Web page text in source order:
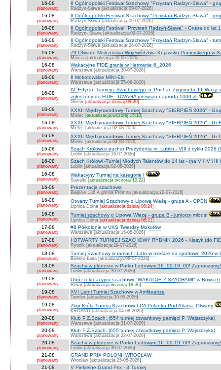
16-08
planowany
II Ogólnopolski Festiwal Szachowy "Przystan Radzyn-Sława" -
Radzyn-Sława [aktualizacja:09-07-2026]
16-08
planowany
II Ogólnopolski Festiwal Szachowy "Przystań Radzyn-Sława" -
Radzyn-Sława [aktualizacja:09-07-2026]
16-08
planowany
II Ogólnopolski Festiwal "Przystań Radzyń-Sława" - Grupa do lat
Radzyn- Sława [aktualizacja:09-07-2026]
16-08
planowany
II Ogólnopolski Festiwal Szachowy "Przystań Radzyn-Sława" -
Radzyń-Sława [aktualizacja:26-07-2026]
16-08
planowany
79 Otwarte Mistrzostwa Województwa Kujawsko-Pomorskiego w
Mrocza [aktualizacja:20-05-2026]
16-08
planowany
Wakacyjne FIDE granie w Hetmanie 6_2026
Warszawa [aktualizacja:30-07-2026]
16-08
planowany
II Mokotowskie MINI-Elo
Warszawa [aktualizacja:25-06-2026]
16-08
planowany
IV Edycja Turnieju Szachowego o Puchar Zygmunta III Wazy
zgłoszony do FIDE - UWAGA pierwsza nagroda 1000 zł.
Gniew [aktualizacja:dzisiaj 09:30]
16-08
planowany
XXXII Międzynarodowy Turniej Szachowy "SIERPIEŃ 2026" -
Mielec [aktualizacja:wczoraj 15:10]
16-08
planowany
XXXII Międzynarodowy Turniej Szachowy "SIERPIEŃ 2026" - Gr
Mielec [aktualizacja:02-08-2026]
16-08
planowany
XXXII Międzynarodowy Turniej Szachowy "SIERPIEŃ 2026" - Gr
Mielec [aktualizacja:04-08-2026]
16-08
planowany
Szach Królowi o puchar Prezydenta m. Lublin - VIII z cyklu 2026
Lublin [aktualizacja:18-07-2026]
16-08
planowany
Szach Królowi -Turniej Młodych Talentów do 14 lat - (na V i IV i III
Lublin [aktualizacja:02-08-2026]
16-08
planowany
Wakacyjny Turniej na kategorie I
Suwałki [aktualizacja:wczoraj 10:22]
16-08
planowany
Prezentacja szachowa
Biejków 136 A gmina Promna [aktualizacja:22-07-2026]
16-08
planowany
Otwarty Turniej Szachowy o Lipową Wieżę - grupa A - OPEN
Lipnica Dolna [aktualizacja:dzisiaj 08:24]
16-08
planowany
Turniej szachowy o Lipową Wieżę - grupa B - juniorzy młodsi
Lipnica Dolna [aktualizacja:dzisiaj 08:21]
17-08
planowany
#8 Półkolonie w UKS Twierdzy Mokotów
Warszawa [aktualizacja:15-05-2026]
17-08
planowany
I OTWARTY TURNIEJ SZACHOWY RYBNIK 2026 - Klasyk (do
Rybnik [aktualizacja:29-07-2026]
18-08
planowany
Turniej Szachowy w ramach: Lato w mieście na sportowo 2026 w
Bielsko-Biała [aktualizacja:08-07-2026]
18-08
planowany
Szachy w plenerze w Parku Ludowym 16_00-19_00! Zapraszamy!
Lublin [aktualizacja:30-07-2026]
19-08
planowany
Obóz rekreacyjno-szachowy "WAKACJE Z SZACHAMI" w Rowach
Rowy [aktualizacja:wczoraj 18:36]
19-08
planowany
XVI Letni Turniej Szachowy w Amfiteatrze
Tarnów [aktualizacja:30-05-2026]
19-08
planowany
Złap Króla Turniej Szachowy LCA Polanka Pod Altaną- Otwarty
KROSNO [aktualizacja:04-08-2026]
20-08
planowany
Klub P.Z.Szach. (654 turniej czwartkowy pamięci P. Wajszczyka)
Warszawa [aktualizacja:31-07-2026]
20-08
planowany
Klub P.Z.Szach. (655 turniej czwartkowy pamięci P. Wajszczyka)
Warszawa [aktualizacja:22-07-2026]
20-08
planowany
Szachy w plenerze w Parku Ludowym 16_00-19_00! Zapraszamy!
Lublin [aktualizacja:30-07-2026]
21-08
planowany
GRAND PRIX POLONII WROCŁAW
Wrocław [aktualizacja:25-05-2026]
21-08 V Piekielne Grand Prix - 3 Turniej